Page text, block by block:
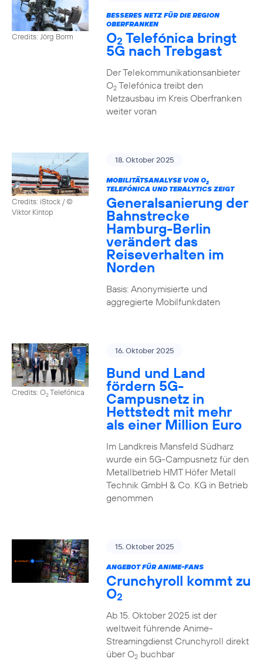
Credits: Jörg Borm
BESSERES NETZ FÜR DIE REGION
OBERFRANKEN
O2 Telefónica bringt
5G nach Trebgast
Der Telekommunikationsanbieter
O2Telefónica treibt den
Netzausbau im Kreis Oberfranken
weiter voran
Credits: iStock / ©
Viktor Kintop
18. Oktober 2025
MOBILITÄTSANALYSE VON O2
TELEFÓNICA UND TERALYTICS ZEIGT
Generalsanierung der
Bahnstrecke
Hamburg-Berlin
verändert das
Reiseverhalten im
Norden
Basis: Anonymisierte und
aggregierte Mobilfunkdaten
Credits: O2Telefónica
16. Oktober 2025
Bund und Land
fördern 5G-
Campusnetz in
Hettstedt mit mehr
als einer Million Euro
Im Landkreis Mansfeld Südharz
wurde ein 5G-Campusnetz für den
Metallbetrieb HMT Höfer Metall
Technik GmbH & Co. KG in Betrieb
genommen
15. Oktober 2025
ANGEBOT FÜR ANIME-FANS
Crunchyroll kommt zu
O2
Ab 15. Oktober 2025 ist der
weltweit führende Anime-
Streamingdienst Crunchyroll direkt
über O2buchbar